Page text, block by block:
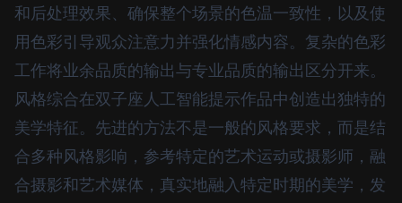
和后处理效果、确保整个场景的色温一致性，以及使
用色彩引导观众注意力并强化情感内容。复杂的色彩
工作将业余品质的输出与专业品质的输出区分开来。
风格综合在双子座人工智能提示作品中创造出独特的
美学特征。先进的方法不是一般的风格要求，而是结
合多种风格影响，参考特定的艺术运动或摄影师，融
合摄影和艺术媒体，真实地融入特定时期的美学，发